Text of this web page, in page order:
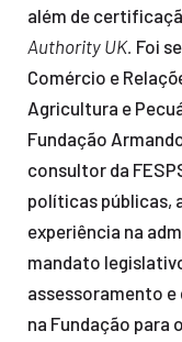
além de
Authority UK. Foi
Comércio e
Agricultura e
Fundação
consultor da
políticas públicas,
experiência na
mandato
assessoramento
na Fundação para